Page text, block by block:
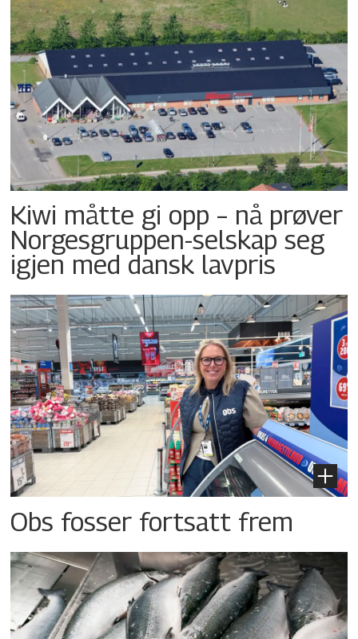
Kiwi måtte gi opp – nå prøver
Norgesgruppen-selskap seg
igjen med dansk lavpris
Obs fosser fortsatt frem